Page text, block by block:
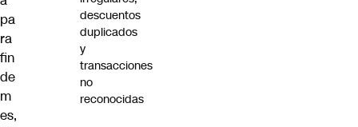
pa
ra
fin
de
m
es,
descuentos
duplicados
y
transacciones
no
reconocidas